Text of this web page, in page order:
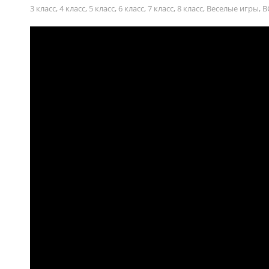
3 класс, 4 класс, 5 класс, 6 класс, 7 класс, 8 класс, Веселые игры,